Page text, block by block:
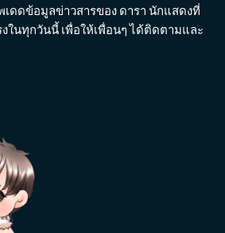
เดดข้อมูลข่าวสารของ ดารา นักแสดงที่
ในทุกวันนี้ เพื่อให้เพื่อนๆ ได้ติดตามและ